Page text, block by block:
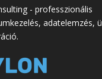
- professzionális
adatelemzés,